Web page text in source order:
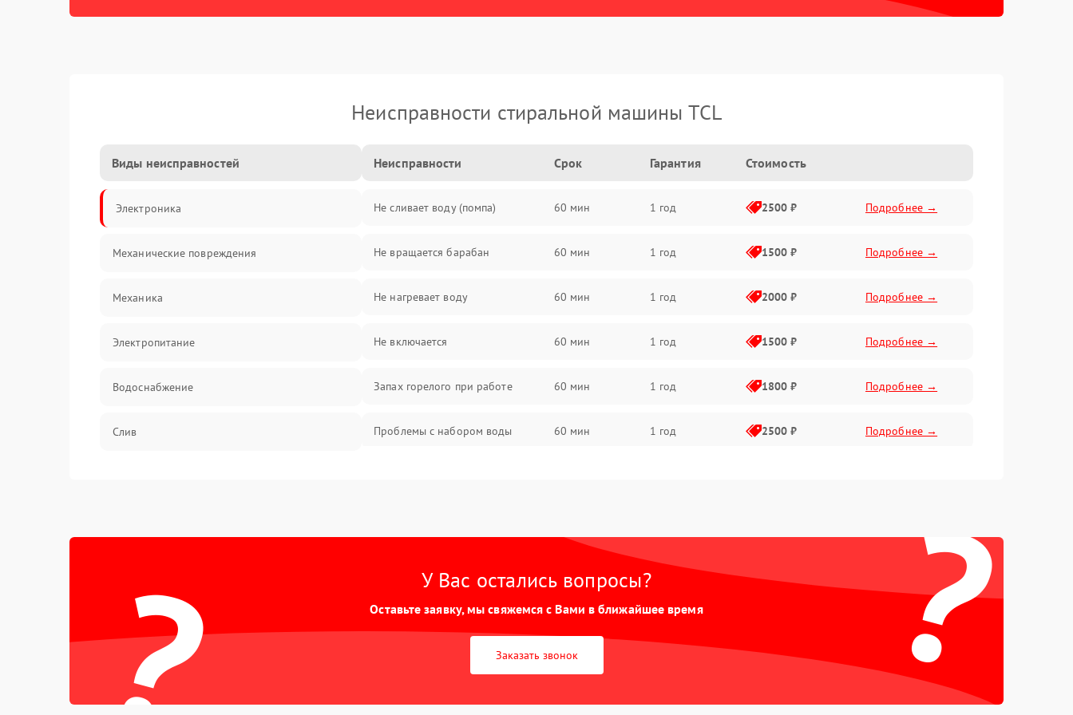
Неисправности стиральной машины TCL
Виды неисправностей
Электроника
Механические повреждения
Механика
Электропитание
Водоснабжение
Слив
Неисправности Срок Гарантия Стоимость
Не сливает воду (помпа) 60 мин 1 год 2500 ₽ Подробнее →
Не вращается барабан 60 мин 1 год 1500 ₽ Подробнее →
Не нагревает воду 60 мин 1 год 2000 ₽ Подробнее →
Не включается 60 мин 1 год 1500 ₽ Подробнее →
Запах горелого при работе 60 мин 1 год 1800 ₽ Подробнее →
Проблемы с набором воды 60 мин 1 год 2500 ₽ Подробнее →
? ?
У Вас остались вопросы?
Оставьте заявку, мы свяжемся с Вами в ближайшее время
Заказать звонок